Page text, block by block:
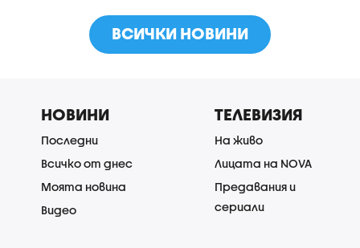
ВСИЧКИ НОВИНИ
НОВИНИ
Последни
Всичко от днес
Моята новина
Видео
ТЕЛЕВИЗИЯ
На живо
Лицата на NOVA
Предавания и
сериали